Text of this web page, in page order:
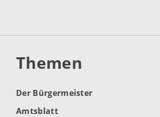
Themen
Der Bürgermeister
Amtsblatt